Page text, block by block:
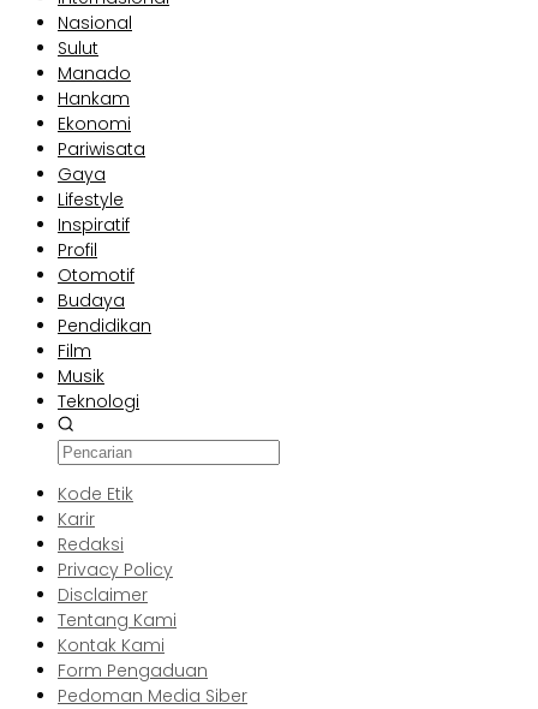
Nasional
Sulut
Manado
Hankam
Ekonomi
Pariwisata
Gaya
Lifestyle
Inspiratif
Profil
Otomotif
Budaya
Pendidikan
Film
Musik
Teknologi
Kode Etik
Karir
Redaksi
Privacy Policy
Disclaimer
Tentang Kami
Kontak Kami
Form Pengaduan
Pedoman Media Siber